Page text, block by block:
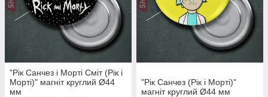
"Рік Санчез і Морті Сміт (Рік і
Морті)" магніт круглий Ø44
мм
"Рік Санчез (Рік і Морті)"
магніт круглий Ø44 мм